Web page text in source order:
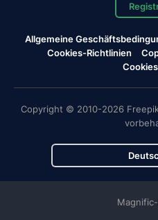
Allgemeine
Cookies-Richtlinien
Copyright © 2010-2026